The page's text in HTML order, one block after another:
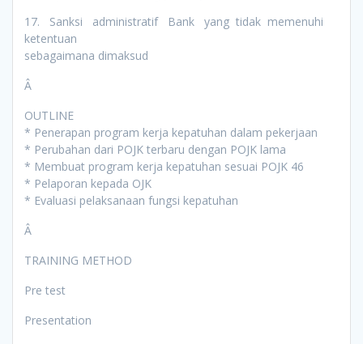
17. Sanksi administratif Bank yang tidak memenuhi
ketentuan
sebagaimana dimaksud
Â
OUTLINE
* Penerapan program kerja kepatuhan dalam pekerjaan
* Perubahan dari POJK terbaru dengan POJK lama
* Membuat program kerja kepatuhan sesuai POJK 46
* Pelaporan kepada OJK
* Evaluasi pelaksanaan fungsi kepatuhan
Â
TRAINING METHOD
Pre test
Presentation